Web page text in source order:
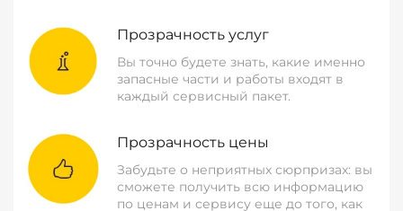
Прозрачность услуг
Вы точно будете знать, какие именно
запасные части и работы входят в
каждый сервисный пакет.
Прозрачность цены
Забудьте о неприятных сюрпризах: вы
сможете получить всю информацию
по ценам и сервису еще до того, как